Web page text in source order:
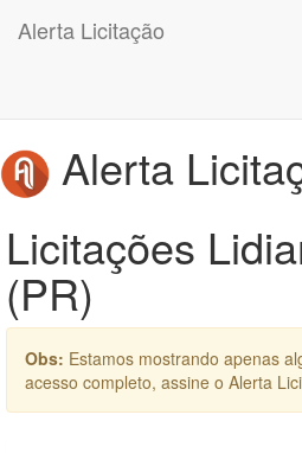
Alerta Licitação
Alerta
Licitações
(PR)
Obs: Estamos mostrando apenas
acesso completo, assine o Alerta